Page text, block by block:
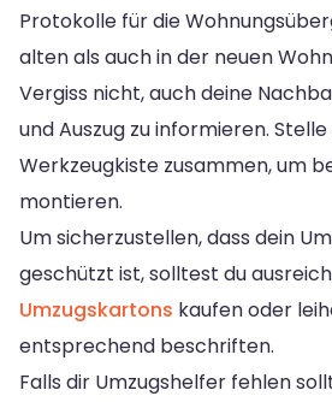
Protokolle für die
alten als auch in der neuen
Vergiss nicht, auch deine
und Auszug zu informieren.
Werkzeugkiste zusammen, um
montieren.
Um sicherzustellen, dass dein
geschützt ist, solltest du
Umzugskartons kaufen oder
entsprechend beschriften.
Falls dir Umzugshelfer fehlen